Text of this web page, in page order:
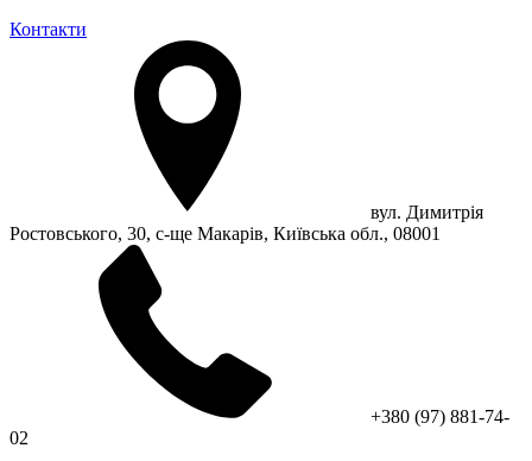
Контакти
вул. Димитрія
Ростовського, 30, с-ще Макарів, Київська обл., 08001
+380 (97) 881-74-
02